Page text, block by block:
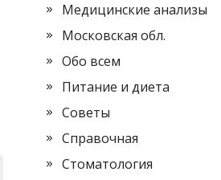
Медицинские анализы
Московская обл.
Обо всем
Питание и диета
Советы
Справочная
Стоматология